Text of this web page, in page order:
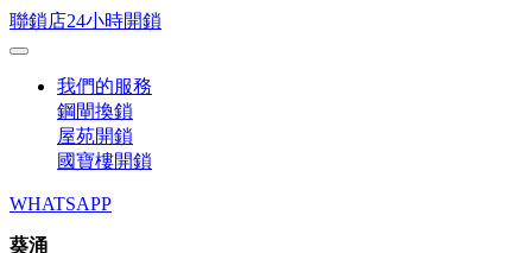
聯鎖店24小時開鎖
我們的服務
鋼閘換鎖
屋苑開鎖
國寶樓開鎖
WHATSAPP
葵涌